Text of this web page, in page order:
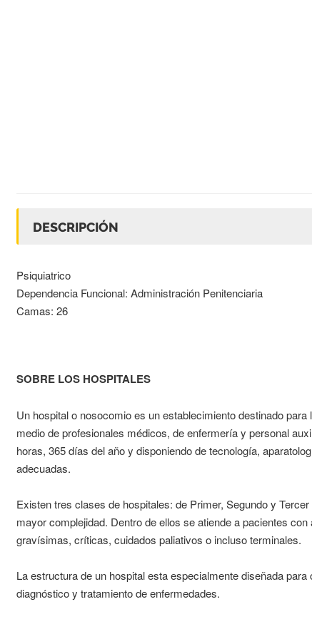
DESCRIPCIÓN
Psiquiatrico
Dependencia Funcional: Administración Penitenciaria
Camas: 26
SOBRE LOS HOSPITALES
Un hospital o nosocomio es un establecimiento destinado
medio de profesionales médicos, de enfermería y personal
horas, 365 días del año y disponiendo de tecnología,
adecuadas.
Existen tres clases de hospitales: de Primer, Segundo y
mayor complejidad. Dentro de ellos se atiende a pacientes
gravísimas, críticas, cuidados paliativos o incluso terminales.
La estructura de un hospital esta especialmente diseñada
diagnóstico y tratamiento de enfermedades.